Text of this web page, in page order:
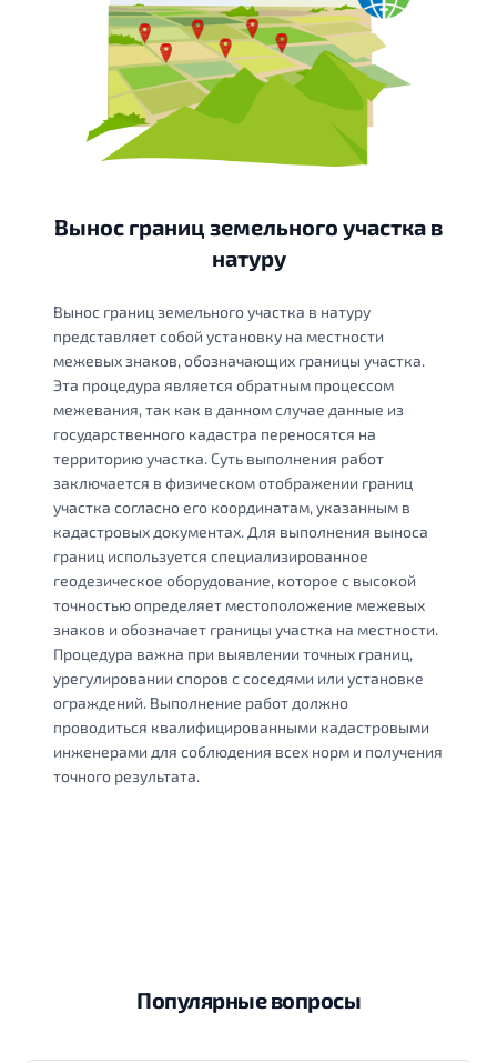
Вынос границ земельного участка в
натуру
Вынос границ земельного участка в натуру
представляет собой установку на местности
межевых знаков, обозначающих границы участка.
Эта процедура является обратным процессом
межевания, так как в данном случае данные из
государственного кадастра переносятся на
территорию участка. Суть выполнения работ
заключается в физическом отображении границ
участка согласно его координатам, указанным в
кадастровых документах. Для выполнения выноса
границ используется специализированное
геодезическое оборудование, которое с высокой
точностью определяет местоположение межевых
знаков и обозначает границы участка на местности.
Процедура важна при выявлении точных границ,
урегулировании споров с соседями или установке
ограждений. Выполнение работ должно
проводиться квалифицированными кадастровыми
инженерами для соблюдения всех норм и получения
точного результата.
Популярные вопросы